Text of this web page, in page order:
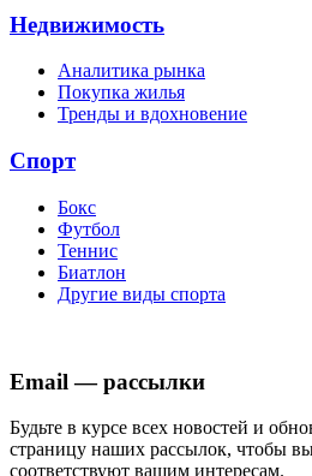
Недвижимость
Аналитика рынка
Покупка жилья
Тренды и вдохновение
Спорт
Бокс
Футбол
Теннис
Биатлон
Другие виды спорта
Email — рассылки
Будьте в курсе всех новостей и
страницу наших рассылок, чтобы
соответствуют вашим интересам.